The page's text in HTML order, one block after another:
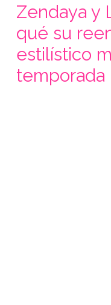
Zendaya y
qué su
estilístico
temporada